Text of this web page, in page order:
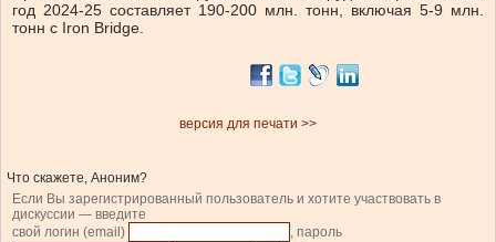
год 2024-25 составляет 190-200 млн. тонн, включая 5-9 млн.
тонн с Iron Bridge.
версия для печати >>
Что скажете, Аноним?
Если Вы зарегистрированный пользователь и хотите участвовать в
дискуссии — введите
свой логин (email)
, пароль